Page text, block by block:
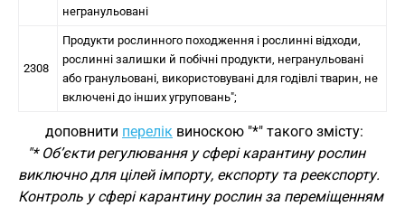
негранульовані
2308
Продукти рослинного походження і рослинні відходи,
рослинні залишки й побічні продукти, негранульовані
або гранульовані, використовувані для годівлі тварин, не
включені до інших угруповань";
доповнити перелік виноскою "*" такого змісту:
"* Об’єкти регулювання у сфері карантину рослин
виключно для цілей імпорту, експорту та реекспорту.
Контроль у сфері карантину рослин за переміщенням